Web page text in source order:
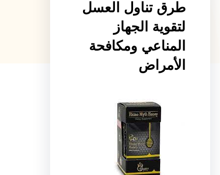
طرق تناول العسل
لتقوية الجهاز
المناعي ومكافحة
الأمراض